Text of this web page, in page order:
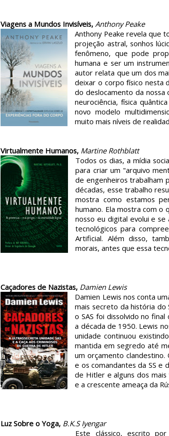
Viagens a Mundos Invisíveis,Anthony Peake
Anthony Peake revela que
projeção astral, sonhos
fenômeno, que pode
humana e ser um
autor relata que um dos
deixar o corpo físico nesta
do deslocamento da nossa
neurociência, física
novo modelo
muito mais níveis de
Virtualmente Humanos, Martine Rothblatt
Todos os dias, a mídia
para criar um "arquivo
de engenheiros trabalham
décadas, esse trabalho
mostra como estamos
humano. Ela mostra com o
nosso eu digital evolui e
tecnológicos para
Artificial. Além disso,
morais, antes que essa
Caçadores de Nazistas, Damien Lewis
Damien Lewis nos conta
mais secreto da história do
o SAS foi dissolvido no
a década de 1950. Lewis
unidade continuou
mantida em segredo até
um orçamento clandestino.
e os comandantes da SS
de Hitler e alguns dos
e a crescente ameaça da
Luz Sobre o Yoga, B.K.S Iyengar
Este clássico, escrito